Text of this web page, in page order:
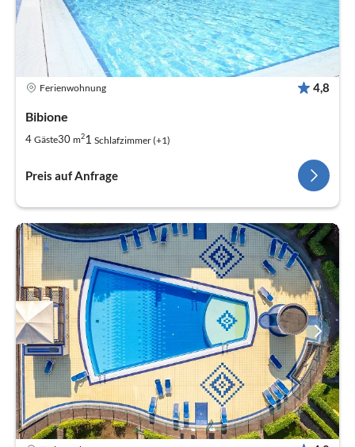
Ferienwohnung 4,8
Bibione
4 Gäste30 m21 Schlafzimmer (+1)
Preis auf Anfrage